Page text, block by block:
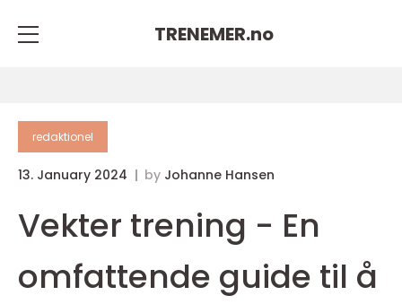
TRENEMER.no
redaktionel
13. January 2024 by Johanne Hansen
Vekter trening - En
omfattende guide til å